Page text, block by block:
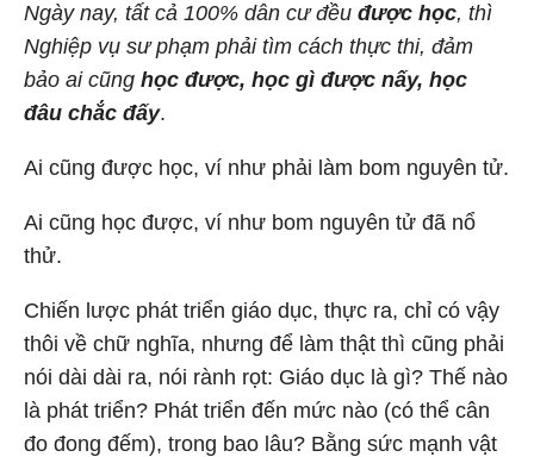
Ngày nay, tất cả 100% dân cư đều được học, thì
Nghiệp vụ sư phạm phải tìm cách thực thi, đảm
bảo ai cũng học được, học gì được nấy, học
đâu chắc đấy.
Ai cũng được học, ví như phải làm bom nguyên tử.
Ai cũng học được, ví như bom nguyên tử đã nổ
thử.
Chiến lược phát triển giáo dục, thực ra, chỉ có vậy
thôi về chữ nghĩa, nhưng để làm thật thì cũng phải
nói dài dài ra, nói rành rọt: Giáo dục là gì? Thế nào
là phát triển? Phát triển đến mức nào (có thể cân
đo đong đếm), trong bao lâu? Bằng sức mạnh vật